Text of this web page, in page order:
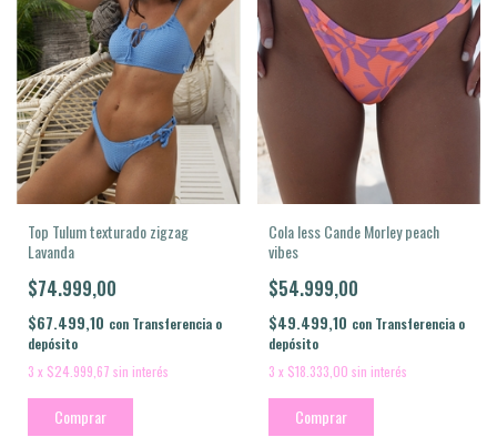
Top Tulum texturado zigzag
Lavanda
$74.999,00
$67.499,10 con Transferencia o
depósito
3 x $24.999,67 sin interés
Comprar
Cola less Cande Morley peach
vibes
$54.999,00
$49.499,10 con Transferencia o
depósito
3 x $18.333,00 sin interés
Comprar